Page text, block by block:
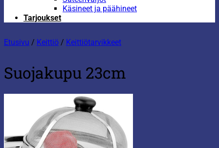
Käsineet ja päähineet
Tarjoukset
Etusivu / Keittiö / Keittiötarvikkeet
Suojakupu 23cm